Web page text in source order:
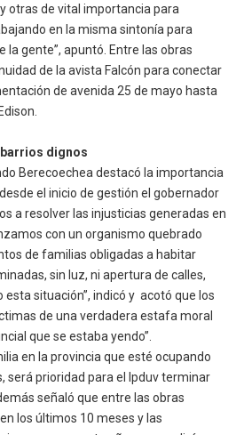
otras de vital importancia para
en la misma sintonía para
la gente”, apuntó. Entre las obras
de la avista Falcón para conectar
de avenida 25 de mayo hasta
dignos
Berecoechea destacó la importancia
el inicio de gestión el gobernador
a resolver las injusticias generadas en
con un organismo quebrado
de familias obligadas a habitar
sin luz, ni apertura de calles,
situación”, indicó y acotó que los
de una verdadera estafa moral
que se estaba yendo”.
en la provincia que esté ocupando
será prioridad para el Ipduv terminar
señaló que entre las obras
los últimos 10 meses y las